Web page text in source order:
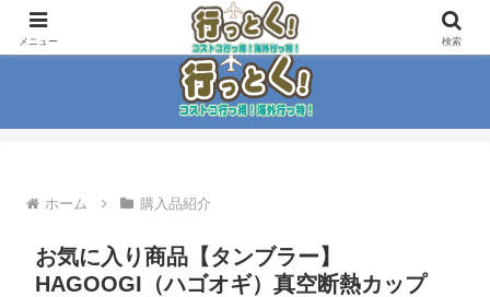
コストコ大好き家族がイチ押商品紹介！！
ホーム 購入品紹介
お気に入り商品【タンブラー】
HAGOOGI（ハゴオギ）真空断熱カップ
メニュー 検索